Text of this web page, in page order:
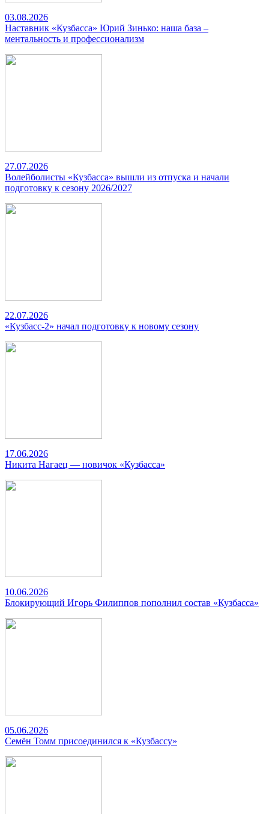
03.08.2026
Наставник «Кузбасса» Юрий Зинько: наша база –
ментальность и профессионализм
27.07.2026
Волейболисты «Кузбасса» вышли из отпуска и начали
подготовку к сезону 2026/2027
22.07.2026
«Кузбасс-2» начал подготовку к новому сезону
17.06.2026
Никита Нагаец — новичок «Кузбасса»
10.06.2026
Блокирующий Игорь Филиппов пополнил состав «Кузбасса»
05.06.2026
Семён Томм присоединился к «Кузбассу»